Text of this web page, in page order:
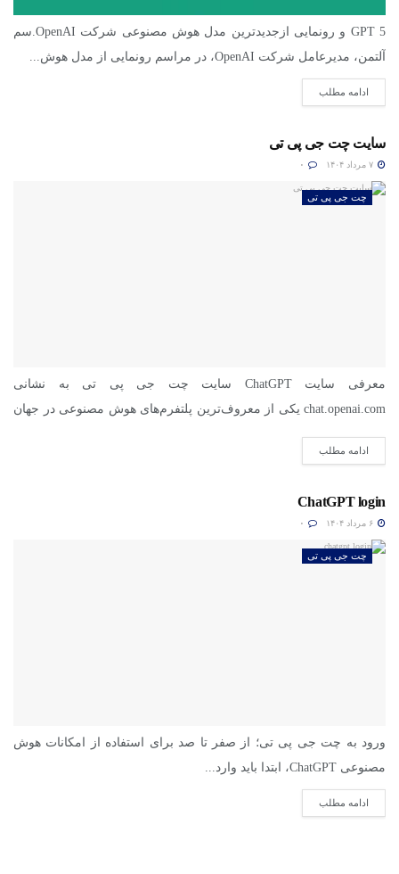
GPT 5 و رونمایی ازجدیدترین مدل هوش مصنوعی شرکت OpenAI.سم
آلتمن، مدیرعامل شرکت OpenAI، در مراسم رونمایی از مدل هوش...
ادامه مطلب
سایت چت جی پی تی
چت جی پی تی
معرفی سایت ChatGPT سایت چت جی پی تی به نشانی
chat.openai.com یکی از معروف‌ترین پلتفرم‌های هوش مصنوعی در جهان
ادامه مطلب
ChatGPT login
چت جی پی تی
ورود به چت جی پی تی؛ از صفر تا صد برای استفاده از امکانات هوش
مصنوعی ChatGPT، ابتدا باید وارد...
ادامه مطلب